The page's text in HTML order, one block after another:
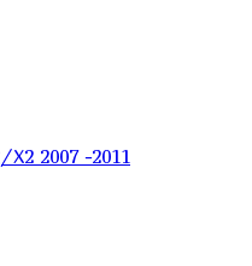
2007 -2011